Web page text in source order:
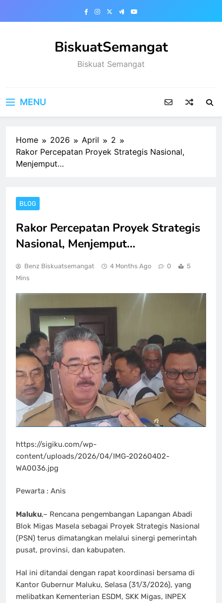
BiskuatSemangat
Biskuat Semangat
MENU
Home 2026 April
2
Rakor Percepatan Proyek Strategis Nasional,
Menjemput…
BLOG
Rakor Percepatan Proyek Strategis
Nasional, Menjemput…
Benz Biskuatsemangat 4 Months Ago 0
5
Mins
https://sigiku.com/wp-
content/uploads/2026/04/IMG-20260402-
WA0036.jpg
Pewarta : Anis
Maluku,– Rencana pengembangan Lapangan Abadi
Blok Migas Masela sebagai Proyek Strategis Nasional
(PSN) terus dimatangkan melalui sinergi pemerintah
pusat, provinsi, dan kabupaten.
Hal ini ditandai dengan rapat koordinasi bersama di
Kantor Gubernur Maluku, Selasa (31/3/2026), yang
melibatkan Kementerian ESDM, SKK Migas, INPEX